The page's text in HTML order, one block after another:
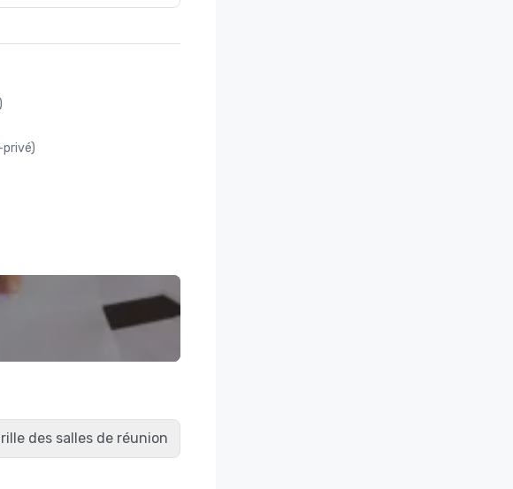
privé)
des salles de réunion